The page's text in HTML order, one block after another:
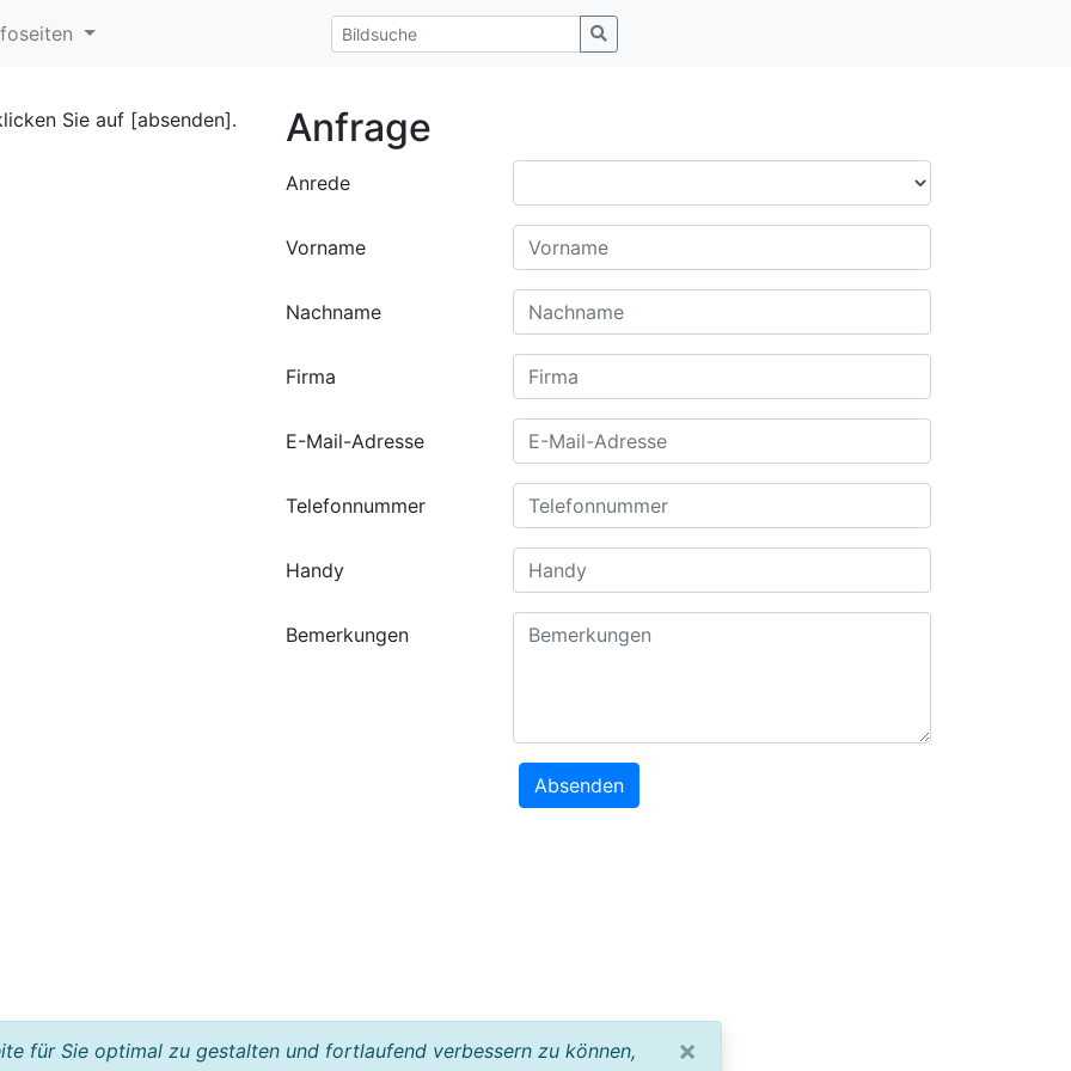
Sie auf [absenden]. Anfrage
Anrede
Vorname
Nachname
Firma
E-Mail-Adresse
Telefonnummer
Handy
Bemerkungen
Absenden
für Sie optimal zu gestalten und fortlaufend verbessern zu können,
×